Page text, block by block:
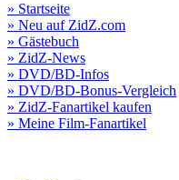
» Startseite
» Neu auf ZidZ.com
» Gästebuch
» ZidZ-News
» DVD/BD-Infos
» DVD/BD-Bonus-Vergleich
» ZidZ-Fanartikel kaufen
» Meine Film-Fanartikel